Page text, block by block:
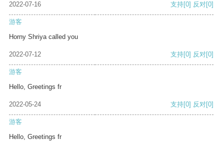
2022-07-16 支持[0] 反对[0]
游客
Horny Shriya called you
2022-07-12 支持[0] 反对[0]
游客
Hello, Greetings fr
2022-05-24 支持[0] 反对[0]
游客
Hello, Greetings fr